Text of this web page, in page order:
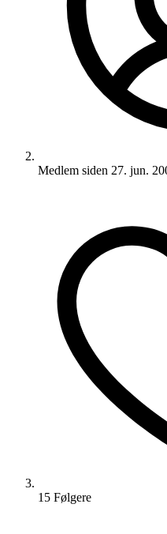
Medlem siden 27. jun.
15 Følgere